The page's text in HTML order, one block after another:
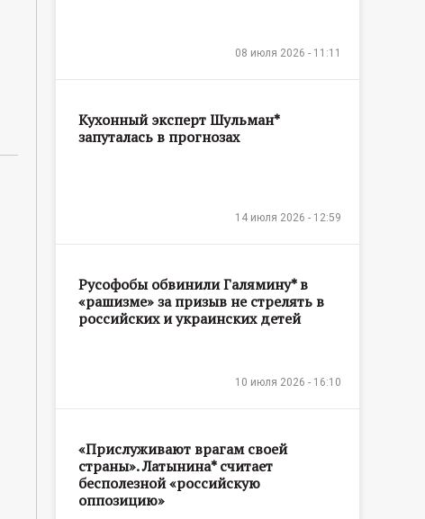
08 июля 2026 - 11:11
Кухонный эксперт Шульман*
запуталась в прогнозах
14 июля 2026 - 12:59
Русофобы обвинили Галямину* в
«рашизме» за призыв не стрелять в
российских и украинских детей
10 июля 2026 - 16:10
«Прислуживают врагам своей
страны». Латынина* считает
бесполезной «российскую
оппозицию»